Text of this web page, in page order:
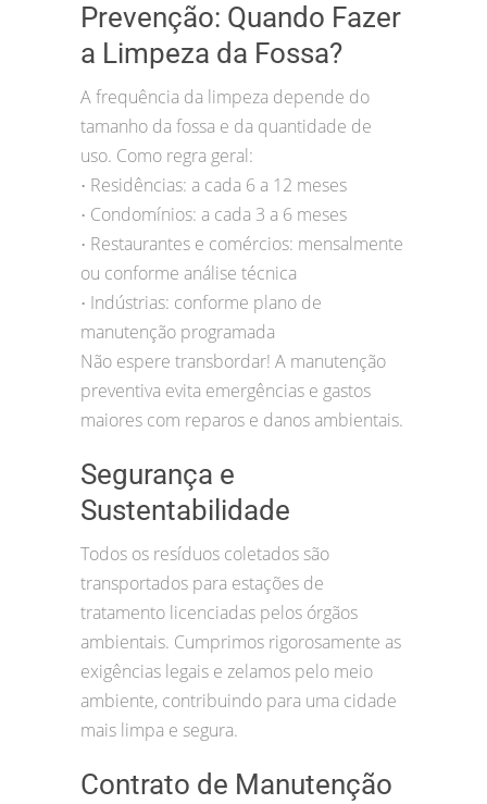
Prevenção: Quando Fazer
a Limpeza da Fossa?
A frequência da limpeza depende do
tamanho da fossa e da quantidade de
uso. Como regra geral:
• Residências: a cada 6 a 12 meses
• Condomínios: a cada 3 a 6 meses
• Restaurantes e comércios: mensalmente
ou conforme análise técnica
• Indústrias: conforme plano de
manutenção programada
Não espere transbordar! A manutenção
preventiva evita emergências e gastos
maiores com reparos e danos ambientais.
Segurança e
Sustentabilidade
Todos os resíduos coletados são
transportados para estações de
tratamento licenciadas pelos órgãos
ambientais. Cumprimos rigorosamente as
exigências legais e zelamos pelo meio
ambiente, contribuindo para uma cidade
mais limpa e segura.
Contrato de Manutenção